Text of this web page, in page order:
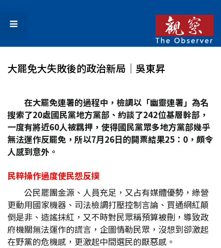
大罷免大失敗後的政治新局│吳東昇
在大罷免連署的過程中，檢調以「幽靈連署」為名
搜索了20處國民黨地方黨部、約談了242位基層幹部，
一度有將近60人被羈押，使得國民黨眾多地方黨部幾乎
無法運作反罷免，所以7月26日的開票結果25 ：0 ，頗令
人感到意外。
民粹操作過度使民怨反撲
公民罷團金源、人員充足，又占有媒體優勢，綠營
更動用國家機器、司法檢調打壓控制言論、買通網紅顛
倒是非、造謠抹紅，又不時對民眾稱預算被刪，導致政
府機關無法運作的謊言，企圖情勒民眾，沒想到卻激起
在野黨的危機感，更激起中間選民的厭惡感。